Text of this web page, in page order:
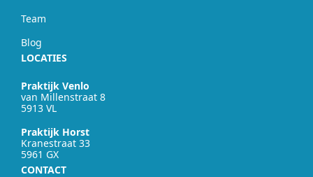
Team
Blog
LOCATIES
Praktijk Venlo
van Millenstraat 8
5913 VL
Praktijk Horst
Kranestraat 33
5961 GX
CONTACT